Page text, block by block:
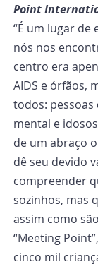
Point
“É um lugar
nós nos
centro era
AIDS e órfãos,
todos: pessoas
mental e
de um abraço
dê seu devido
compreender
sozinhos, mas
assim como
“Meeting
cinco mil